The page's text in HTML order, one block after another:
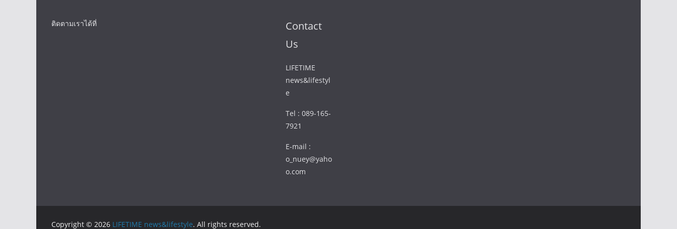
ติดตามเราได้ที่
Contact
Us
LIFETIME
news&lifestyl
e
Tel : 089-165-
7921
E-mail :
o_nuey@yaho
o.com
Copyright © 2026 LIFETIME news&lifestyle. All rights reserved.